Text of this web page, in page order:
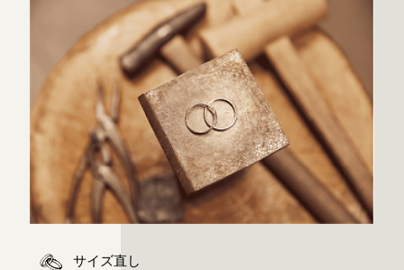
サイズ直し
京都店 来店ご予約
広島店 来店ご予約
オーダーメイド ご予約